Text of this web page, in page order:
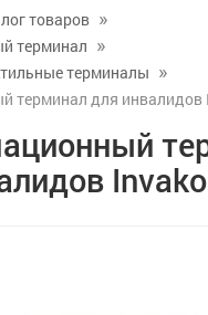
товаров
терминал
терминалы
терминал для инвалидов